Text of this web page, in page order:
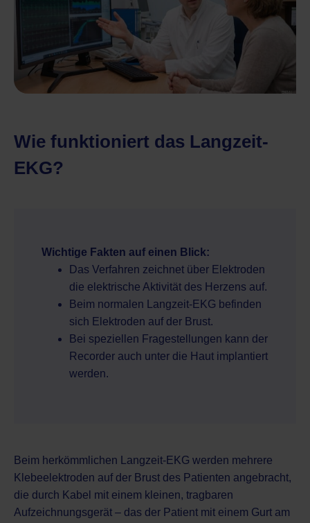
Wie funktioniert das Langzeit-
EKG?
Wichtige Fakten auf einen Blick:
Das Verfahren zeichnet über Elektroden
die elektrische Aktivität des Herzens auf.
Beim normalen Langzeit-EKG befinden
sich Elektroden auf der Brust.
Bei speziellen Fragestellungen kann der
Recorder auch unter die Haut implantiert
werden.
Beim herkömmlichen Langzeit-EKG werden mehrere
Klebeelektroden auf der Brust des Patienten angebracht,
die durch Kabel mit einem kleinen, tragbaren
Aufzeichnungsgerät – das der Patient mit einem Gurt am